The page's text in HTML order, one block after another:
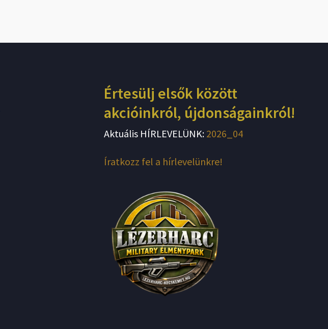
Értesülj elsők között
akcióinkról, újdonságainkról!
Aktuális HÍRLEVELÜNK: 2026_04
Íratkozz fel a hírlevelünkre!